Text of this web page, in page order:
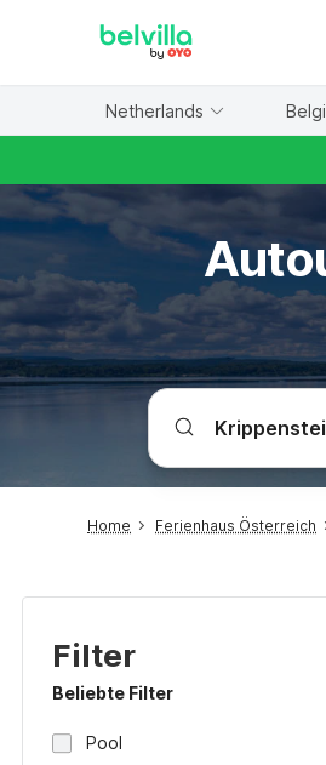
Netherlands
Home Ferienhaus Österreich
Filter
Beliebte Filter
Pool